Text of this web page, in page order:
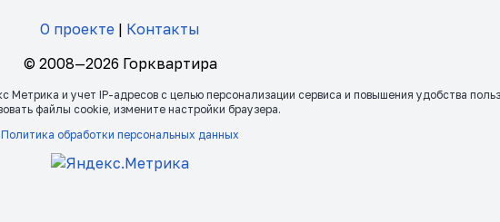
О проекте | Контакты
© 2008—2026 Горквартира
Метрика и учет IP-адресов с целью персонализации сервиса и повышения удобства
файлы сookie, измените настройки браузера.
Политика обработки персональных данных